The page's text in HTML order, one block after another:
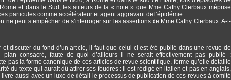
et dans le Sud, les auteurs de la « note » que Mme Cathy Clerbaux méprise
particules comme accélérateur et agent aggravant de l’épidémie.
ne peut s’empêcher de s’interroger sur les assertions de Mme Cathy Clerbaux. A-t-
discuter du fond d’un article, il faut que celui-ci est été publié dans une revue de
consacré, faute de quoi d’ailleurs il ne serait effectivement pas publié :
pas la forme canonique de ces articles de revue scientifique, forme qu’elle détaille
du texte qui aurait dû attirer ses foudres : il est rédigé en italien et pas en anglais,
aussi avec un luxe de détail le processus de publication de ces revues à comité